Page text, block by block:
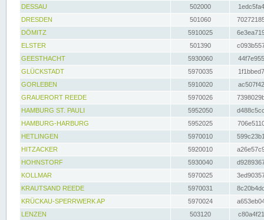
DESSAU
502000
DRESDEN
501060
DÖMITZ
5910025
ELSTER
501390
GEESTHACHT
5930060
GLÜCKSTADT
5970035
GORLEBEN
5910020
GRAUERORT REEDE
5970026
HAMBURG ST. PAULI
5952050
HAMBURG-HARBURG
5952025
HETLINGEN
5970010
HITZACKER
5920010
HOHNSTORF
5930040
KOLLMAR
5970025
KRAUTSAND REEDE
5970031
KRÜCKAU-SPERRWERK AP
5970024
LENZEN
503120